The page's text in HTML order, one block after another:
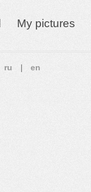
My pictures
ru en